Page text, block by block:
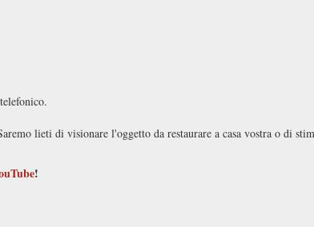
lieti di visionare l'oggetto da restaurare a casa vostra o di
!